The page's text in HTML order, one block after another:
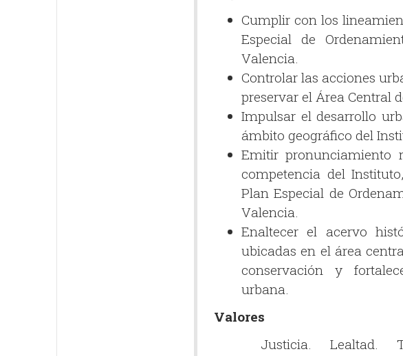
Cumplir con los
Especial de
Valencia.
Controlar las acciones
preservar el Área Central
Impulsar el desarrollo
ámbito geográfico del
Emitir pronunciamiento
competencia del
Plan Especial de
Valencia.
Enaltecer el acervo
ubicadas en el área
conservación y
urbana.
Valores
Justicia. Lealtad.